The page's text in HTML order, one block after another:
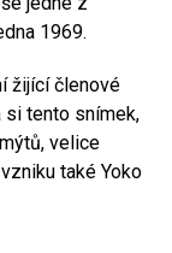
1969.
žijící členové
si tento snímek,
velice
také Yoko